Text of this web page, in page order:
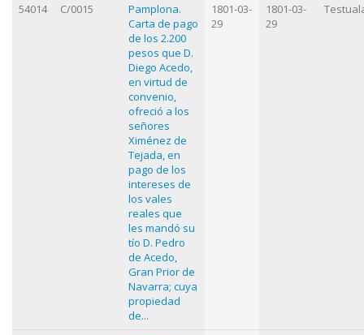
54014 C/0015
Pamplona.
Carta de pago
de los 2.200
pesos que D.
Diego Acedo,
en virtud de
convenio,
ofreció a los
señores
Ximénez de
Tejada, en
pago de los
intereses de
los vales
reales que
les mandó su
tío D. Pedro
de Acedo,
Gran Prior de
Navarra; cuya
propiedad
de...
1801-03-
29
1801-03-
29